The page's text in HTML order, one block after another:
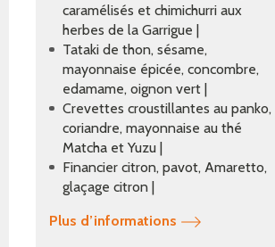
caramélisés et chimichurri aux
herbes de la Garrigue |
Tataki de thon, sésame,
mayonnaise épicée, concombre,
edamame, oignon vert |
Crevettes croustillantes au panko,
coriandre, mayonnaise au thé
Matcha et Yuzu |
Financier citron, pavot, Amaretto,
glaçage citron |
Plus d’informations